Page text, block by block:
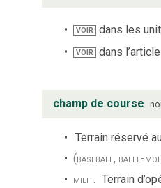
VOIR dans les
VOIR dans
champ de course
Terrain réservé
(baseball, balle-
milit. Terrain